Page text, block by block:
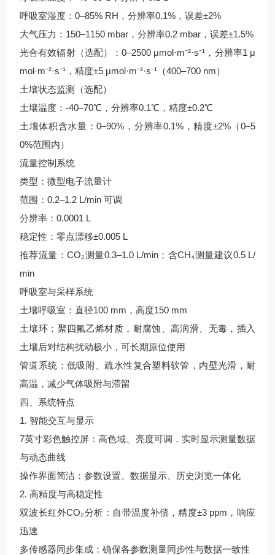
呼吸室湿度：0–85% RH，分辨率0.1%，误差±2%
大气压力：150–1150 mbar，分辨率0.2 mbar，误差±1.5%
光合有效辐射（选配）：0–2500 μmol·m⁻²·s⁻¹，分辨率1 μ
mol·m⁻²·s⁻¹，精度±5 μmol·m⁻²·s⁻¹（400–700 nm）
土壤状态监测（选配）
土壤温度：-40–70℃，分辨率0.1℃，精度±0.2℃
土壤体积含水量：0–90%，分辨率0.1%，精度±2%（0–5
0%范围内）
流量控制系统
类型：微型电子流量计
范围：0.2–1.2 L/min 可调
分辨率：0.0001 L
稳定性：零点漂移±0.005 L
推荐流量：CO₂测量0.3–1.0 L/min；含CH₄测量建议0.5 L/
min
呼吸室与采样系统
土壤呼吸室：直径100 mm，高度150 mm
土壤环：聚四氟乙烯材质，耐腐蚀、高润滑、无毒，插入
土壤后对结构扰动极小，可长期原位使用
管道系统：低吸附、疏水性复合塑料软管，内壁光滑，耐
高温，减少气体吸附与滞留
四、系统特点
1. 智能交互与显示
7英寸彩色触控屏：高色域、亮度可调，实时显示测量数据
与动态曲线
操作界面简洁：参数设置、数据显示、历史浏览一体化
2. 高精度与高稳定性
双波长红外CO₂分析：自带温度补偿，精度±3 ppm，响应
迅速
多传感器同步集成：确保各参数测量同步性与数据一致性